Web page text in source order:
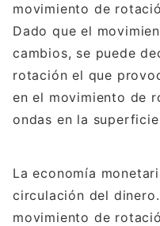
movimiento de
Dado que el
cambios, se puede
rotación el que
en el movimiento de
ondas en la
La economía
circulación del
movimiento de